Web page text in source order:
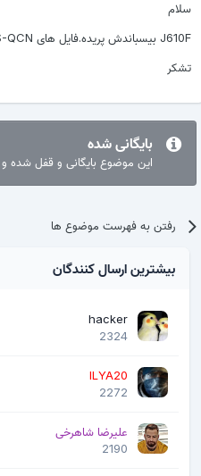
سلام
J610F بیسباندش پریده.فایل های EFS-QCN لازم دارم
تشکر
بایگانی شده
این موضوع بایگانی و قفل شده و
رفتن به فهرست موضوع ها
بیشترین ارسال کنندگان
hacker
2324
ILYA20
2272
علیرضا شاهرخی
2190